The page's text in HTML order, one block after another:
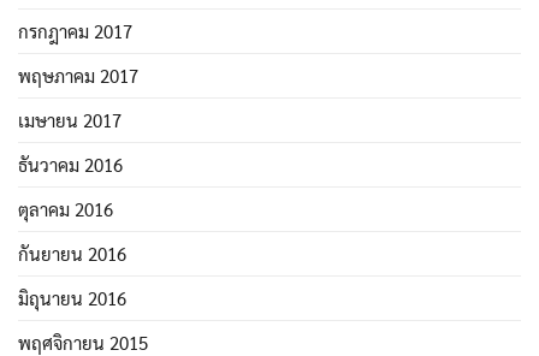
กรกฎาคม 2017
พฤษภาคม 2017
เมษายน 2017
ธันวาคม 2016
ตุลาคม 2016
กันยายน 2016
มิถุนายน 2016
พฤศจิกายน 2015